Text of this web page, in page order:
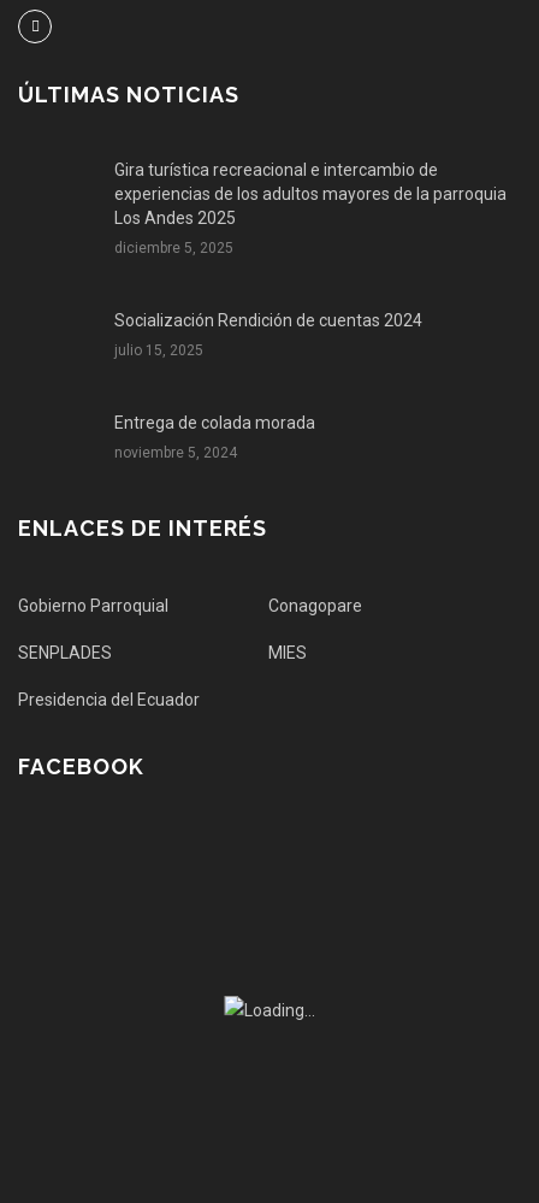
ÚLTIMAS NOTICIAS
Gira turística recreacional e intercambio de
experiencias de los adultos mayores de la parroquia
Los Andes 2025
diciembre 5, 2025
Socialización Rendición de cuentas 2024
julio 15, 2025
Entrega de colada morada
noviembre 5, 2024
ENLACES DE INTERÉS
Gobierno Parroquial Conagopare
SENPLADES MIES
Presidencia del Ecuador
FACEBOOK